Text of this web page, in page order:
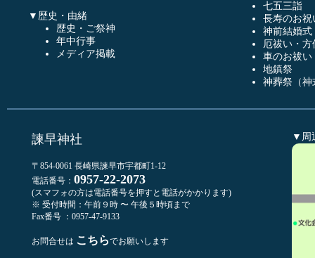
▼歴史・由緒
歴史・ご祭神
年中行事
メディア掲載
七五三詣
長寿のお祝
神前結婚式
厄祓い・方
車のお祓い
地鎮祭
神葬祭（神
諫早神社
〒854-0061 長崎県諫早市宇都町1-12
電話番号： 0957-22-2073
(スマフォの方は電話番号を押すと電話がかかります)
※ 受付時間：午前９時 〜 午後５時頃まで
Fax番号 ：0957-47-9133
お問合せは こちらでお願いします
▼周